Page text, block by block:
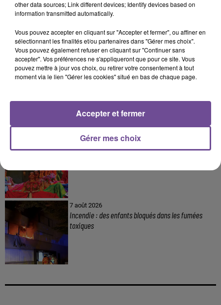
8 août 2026
Champagnac-la-Rivière : appel à témoins de la
8 août 2026
Une victime forcée de réaliser plusieurs tags vers
8 août 2026
Festival du Mont-Gargan 2026 : six jours de fête
7 août 2026
Incendie : des enfants bloqués dans les fumées
toxiques
other data sources; Link different devices; Identify devices based on
information transmitted automatically.
Vous pouvez accepter en cliquant sur "Accepter et fermer", ou affiner en
sélectionnant les finalités et/ou partenaires dans "Gérer mes choix".
Vous pouvez également refuser en cliquant sur "Continuer sans
accepter". Vos préférences ne s'appliqueront que pour ce site. Vous
pouvez mettre à jour vos choix, ou retirer votre consentement à tout
moment via le lien "Gérer les cookies" situé en bas de chaque page.
Gérer mes choix
Accepter et fermer